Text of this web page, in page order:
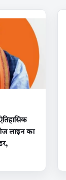
लाइन का